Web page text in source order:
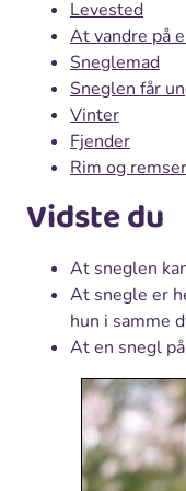
Levested
At vandre på
Sneglemad
Sneglen får
Vinter
Fjender
Rim og remser
Vidste du
At sneglen
At snegle er
hun i samme
At en snegl